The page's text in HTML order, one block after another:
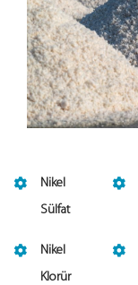
Nikel
Sülfat
Nikel
Klorür